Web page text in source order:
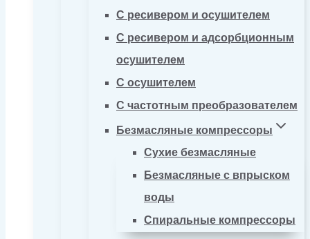
С ресивером и осушителем
С ресивером и адсорбционным
осушителем
С осушителем
С частотным преобразователем
Безмасляные компрессоры
Сухие безмасляные
Безмасляные с впрыском
воды
Спиральные компрессоры